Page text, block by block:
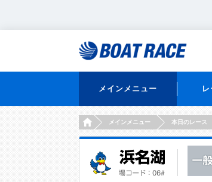
メインメニュー
HOMEメインメニュー 本日のレース